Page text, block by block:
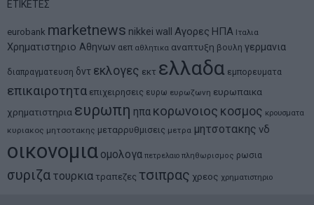
ΕΤΙΚΕΤΕΣ
eurobank marketnews nikkei wall Αγορες ΗΠΑ Ιταλια
Χρηματιστηριο Αθηνων αεπ αθλητικα αναπτυξη βουλη γερμανια
διαπραγματευση δντ εκλογες εκτ ελλαδα εμπορευματα
επικαιροτητα επιχειρησεις ευρω ευρωζωνη ευρωπαικα
χρηματιστηρια ευρωπη ηπα κορωνοιος κοσμος κρουσματα
κυριακος μητσοτακης μεταρρυθμισεις μετρα μητσοτακης νδ
οικονομια ομολογα πετρελαιο πληθωρισμος ρωσια
συριζα τουρκια τραπεζες τσιπρας χρεος χρηματιστηριο